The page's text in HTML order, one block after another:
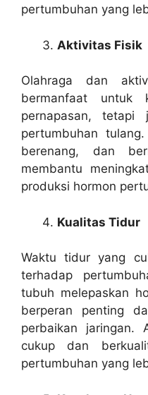
pertumbuhan yang
Aktivitas Fisik
Olahraga dan
bermanfaat untuk
pernapasan, tetapi
pertumbuhan
berenang, dan
membantu
produksi hormon
Kualitas Tidur
Waktu tidur yang
terhadap
tubuh melepaskan
berperan penting
perbaikan jaringan.
cukup dan
pertumbuhan yang